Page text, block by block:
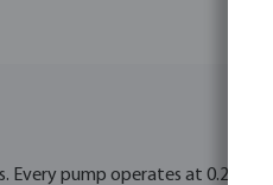
pump operates at 0.2–8.0